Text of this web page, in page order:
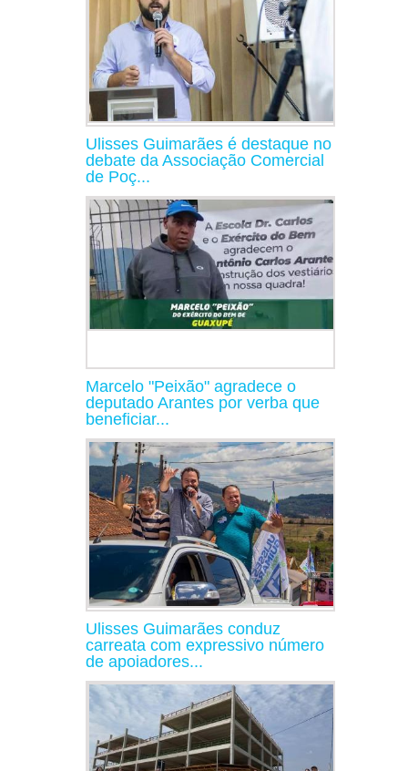
Ulisses Guimarães é destaque no
debate da Associação Comercial
de Poç...
Marcelo "Peixão" agradece o
deputado Arantes por verba que
beneficiar...
Ulisses Guimarães conduz
carreata com expressivo número
de apoiadores...